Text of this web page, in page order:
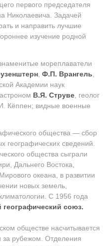
первого председателя
Николаевича. Задачей
и направить лучшие
изучение родной
мореплаватели
Ф.П. Врангель
Академии наук
, астроном В.Я. Струве , геолог
Кёппен; видные военные
общества — сбор
географических сведений.
общества сыграли
Дальнего Востока,
океана, в развитии
новых земель,
С 1956 года
союз.
обществе насчитывается
за рубежом. Отделения